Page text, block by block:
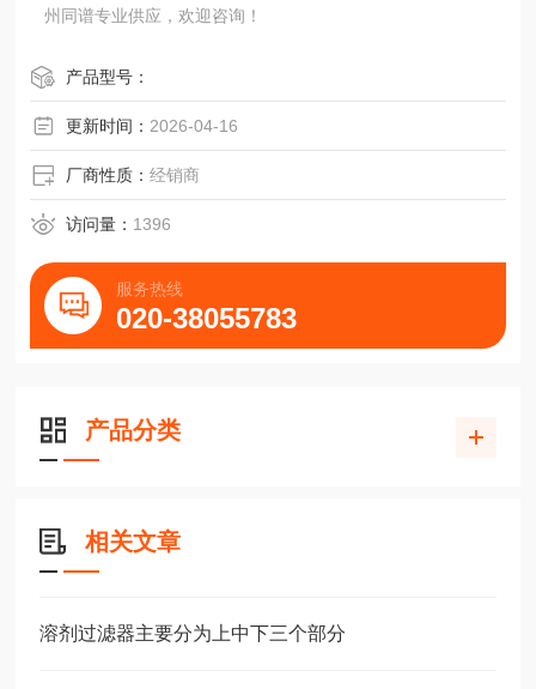
州同谱专业供应，欢迎咨询！
产品型号：
更新时间： 2026-04-16
厂商性质：经销商
访问量： 1396
服务热线
020-38055783
产品分类
相关文章
溶剂过滤器主要分为上中下三个部分